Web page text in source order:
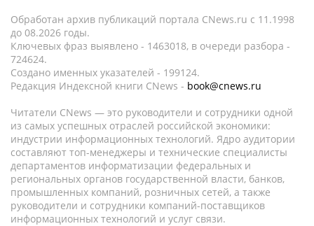
Обработан архив публикаций портала CNews.ru c 11.1998
до 08.2026 годы.
Ключевых фраз выявлено - 1463018, в очереди разбора -
724624.
Создано именных указателей - 199124.
Редакция Индексной книги CNews - book@cnews.ru
Читатели CNews — это руководители и сотрудники одной
из самых успешных отраслей российской экономики:
индустрии информационных технологий. Ядро аудитории
составляют топ-менеджеры и технические специалисты
департаментов информатизации федеральных и
региональных органов государственной власти, банков,
промышленных компаний, розничных сетей, а также
руководители и сотрудники компаний-поставщиков
информационных технологий и услуг связи.